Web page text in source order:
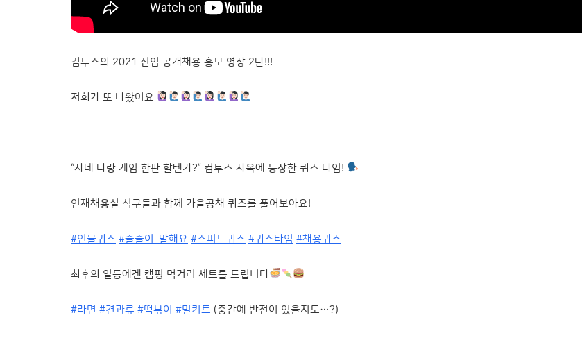
컴투스의 2021 신입 공개채용 홍보 영상 2탄!!!
저희가 또 나왔어요
“자네 나랑 게임 한판 할텐가?” 컴투스 사옥에 등장한 퀴즈 타임!
인재채용실 식구들과 함께 가을공채 퀴즈를 풀어보아요!
#인물퀴즈 #줄줄이_말해요 #스피드퀴즈 #퀴즈타임 #채용퀴즈
최후의 일등에겐 캠핑 먹거리 세트를 드립니다
#라면 #견과류 #떡볶이 #밀키트 (중간에 반전이 있을지도…?)